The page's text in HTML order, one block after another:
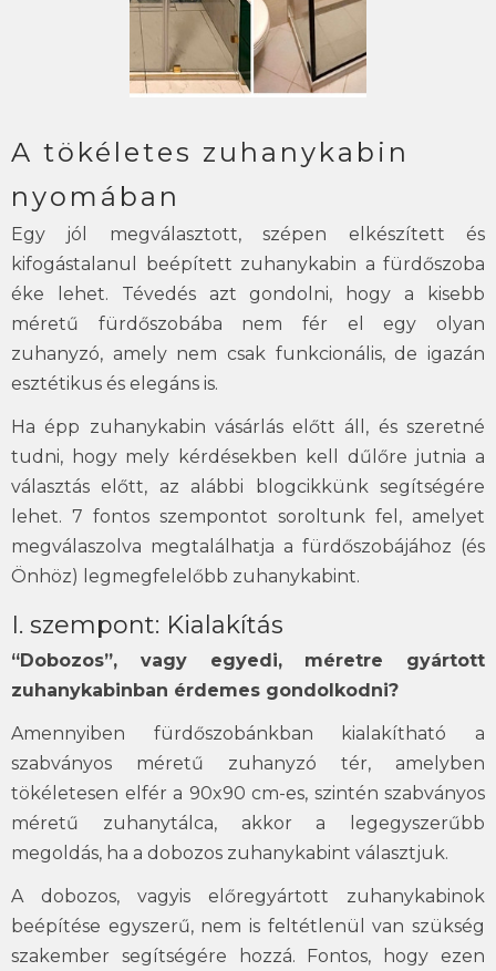
A tökéletes zuhanykabin
nyomában
Egy jól megválasztott, szépen elkészített és
kifogástalanul beépített zuhanykabin a fürdőszoba
éke lehet. Tévedés azt gondolni, hogy a kisebb
méretű fürdőszobába nem fér el egy olyan
zuhanyzó, amely nem csak funkcionális, de igazán
esztétikus és elegáns is.
Ha épp zuhanykabin vásárlás előtt áll, és szeretné
tudni, hogy mely kérdésekben kell dűlőre jutnia a
választás előtt, az alábbi blogcikkünk segítségére
lehet. 7 fontos szempontot soroltunk fel, amelyet
megválaszolva megtalálhatja a fürdőszobájához (és
Önhöz) legmegfelelőbb zuhanykabint.
I. szempont: Kialakítás
“Dobozos”, vagy egyedi, méretre gyártott
zuhanykabinban érdemes gondolkodni?
Amennyiben fürdőszobánkban kialakítható a
szabványos méretű zuhanyzó tér, amelyben
tökéletesen elfér a 90x90 cm-es, szintén szabványos
méretű zuhanytálca, akkor a legegyszerűbb
megoldás, ha a dobozos zuhanykabint választjuk.
A dobozos, vagyis előregyártott zuhanykabinok
beépítése egyszerű, nem is feltétlenül van szükség
szakember segítségére hozzá. Fontos, hogy ezen